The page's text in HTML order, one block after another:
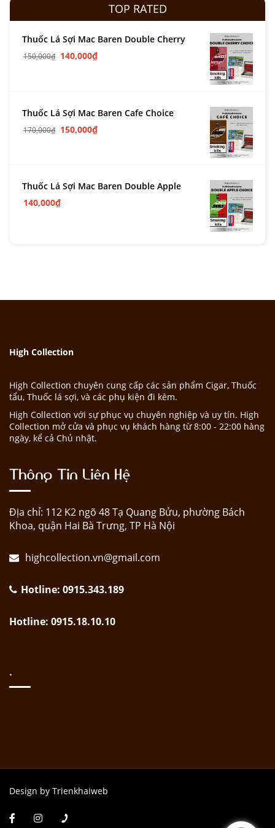
TOP RATED
Thuốc Lá Sợi Mac Baren Double Cherry
150,000₫ 140,000₫
Thuốc Lá Sợi Mac Baren Cafe Choice
170,000₫ 150,000₫
Thuốc Lá Sợi Mac Baren Double Apple
140,000₫
High Collection
High Collection chuyên cung cấp các sản phẩm Cigar, Thuốc
tẩu, Thuốc lá sợi, và các phụ kiện đi kèm.
High Collection với sự phục vụ chuyên nghiệp và uy tín. High
Collection mở cửa và phục vụ khách hàng từ 8:00 - 22:00 hàng
ngày, kể cả Chủ nhật.
Thông Tin Liên Hệ
Địa chỉ: 112 K2 ngõ 48 Tạ Quang Bửu, phường Bách
Khoa, quận Hai Bà Trưng, TP Hà Nội
highcollection.vn@gmail.com
Hotline: 0915.343.189
Hotline: 0915.18.10.10
.
Design by Trienkhaiweb